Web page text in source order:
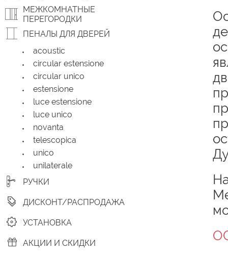
МЕЖКОМНАТНЫЕ
ПЕРЕГОРОДКИ
ПЕНАЛЫ ДЛЯ ДВЕРЕЙ
acoustic
circular estensione
circular unico
estensione
luce estensione
luce unico
novanta
telescopica
unico
unilaterale
РУЧКИ
ДИСКОНТ/РАСПРОДАЖА
УСТАНОВКА
АКЦИИ И СКИДКИ